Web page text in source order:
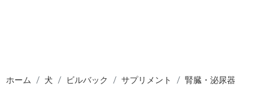
ホーム 犬 ビルバック サプリメント 腎臓・泌尿器